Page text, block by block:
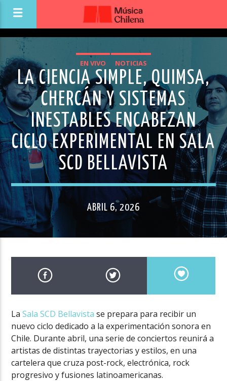
EN VIVO NOTICIAS
LA CIENCIA SIMPLE, QUIMSA,
CHERCÁN Y SISTEMAS
INESTABLES ENCABEZAN
CICLO EXPERIMENTAL EN SALA
SCD BELLAVISTA
ABRIL 6, 2026
LaSala SCD Bellavista se prepara para recibir un
nuevo ciclo dedicado a la experimentación sonora en
Chile. Durante abril, una serie de conciertos reunirá a
artistas de distintas trayectorias y estilos, en una
cartelera que cruza post-rock, electrónica, rock
progresivo y fusiones latinoamericanas.